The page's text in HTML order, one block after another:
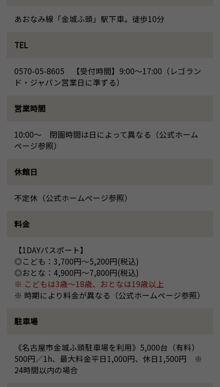
あおなみ線「金城ふ頭」駅下車。徒歩10分
TEL
0570-05-8605 【受付時間】9:00～17:00（レゴラン
ド・ジャパン営業日に準ずる）
営業時間
10:00～ 閉園時間は日によって異なる（公式ホーム
ページ参照）
休館日
不定休（公式ホームページ参照）
料金
【1DAYパスポート】
◎こども：3,700円～5,200円(税込)
◎おとな：4,900円～7,800円(税込)
※ こどもは3歳～18歳、おとなは19歳以上
※ 時期により料金が異なる（公式ホームページ参照）
駐車場
《名古屋市金城ふ頭駐車場を利用》5,000台（有料）
500円／1h、最大料金平日1,000円、休日1,500円 ※
24時間以内の場合